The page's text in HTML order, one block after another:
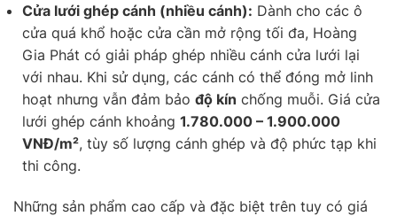
Cửa lưới ghép cánh (nhiều cánh): Dành cho các ô
cửa quá khổ hoặc cửa cần mở rộng tối đa, Hoàng
Gia Phát có giải pháp ghép nhiều cánh cửa lưới lại
với nhau. Khi sử dụng, các cánh có thể đóng mở linh
hoạt nhưng vẫn đảm bảo độ kín chống muỗi. Giá cửa
lưới ghép cánh khoảng 1.780.000 – 1.900.000
VNĐ/m², tùy số lượng cánh ghép và độ phức tạp khi
thi công.
Những sản phẩm cao cấp và đặc biệt trên tuy có giá